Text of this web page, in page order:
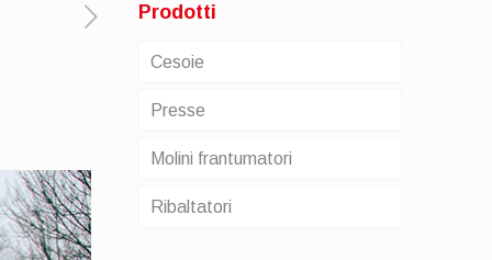
Prodotti
Cesoie
Presse
Molini frantumatori
Ribaltatori